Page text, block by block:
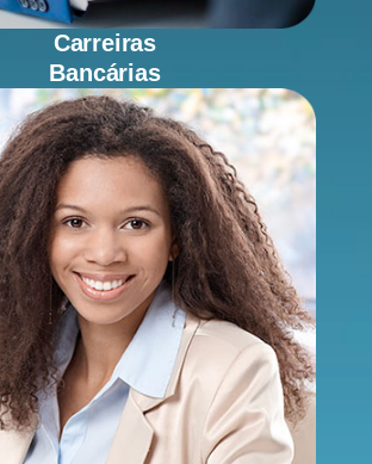
Carreiras
Bancárias